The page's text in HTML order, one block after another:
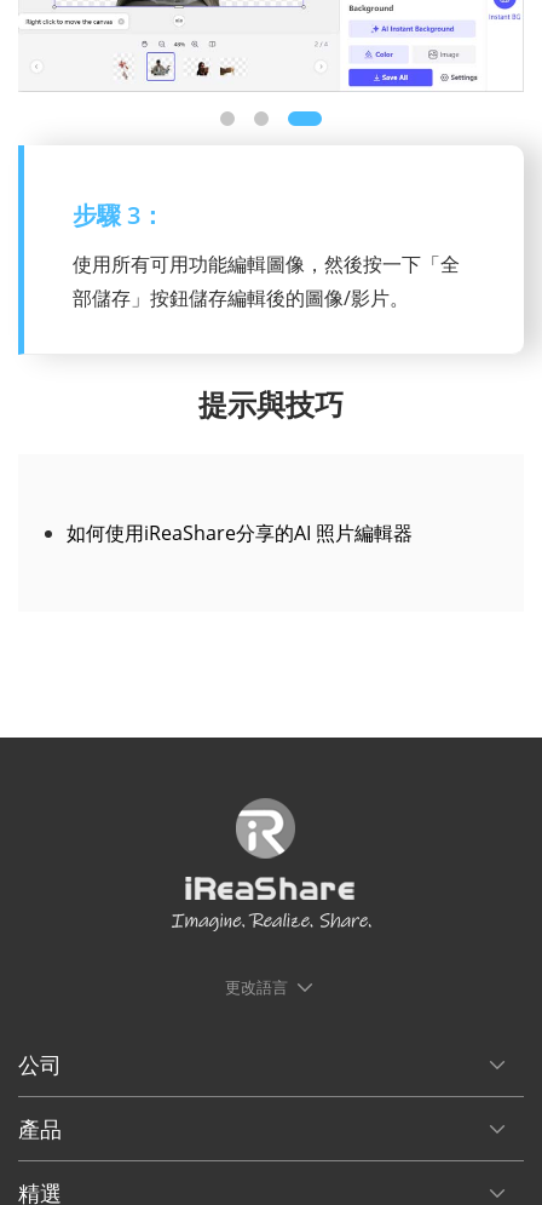
步驟 3：
使用所有可用功能編輯圖像，然後按一下「全
部儲存」按鈕儲存編輯後的圖像/影片。
提示與技巧
如何使用iReaShare分享的AI 照片編輯器
更改語言
公司
產品
精選